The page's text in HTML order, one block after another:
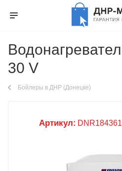
30 V
Бойлеры в ДНР (Донецке)
Артикул: DNR184361